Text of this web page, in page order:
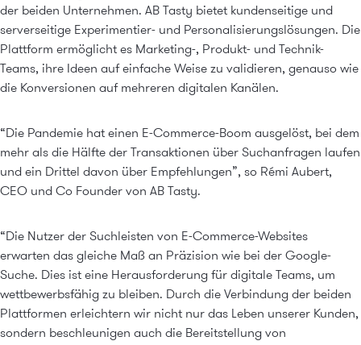
der beiden Unternehmen. AB Tasty bietet kundenseitige und
serverseitige Experimentier- und Personalisierungslösungen. Die
Plattform ermöglicht es Marketing-, Produkt- und Technik-
Teams, ihre Ideen auf einfache Weise zu validieren, genauso wie
die Konversionen auf mehreren digitalen Kanälen.
“Die Pandemie hat einen E-Commerce-Boom ausgelöst, bei dem
mehr als die Hälfte der Transaktionen über Suchanfragen laufen
und ein Drittel davon über Empfehlungen”, so Rémi Aubert,
CEO und Co Founder von AB Tasty.
“Die Nutzer der Suchleisten von E-Commerce-Websites
erwarten das gleiche Maß an Präzision wie bei der Google-
Suche. Dies ist eine Herausforderung für digitale Teams, um
wettbewerbsfähig zu bleiben. Durch die Verbindung der beiden
Plattformen erleichtern wir nicht nur das Leben unserer Kunden,
sondern beschleunigen auch die Bereitstellung von